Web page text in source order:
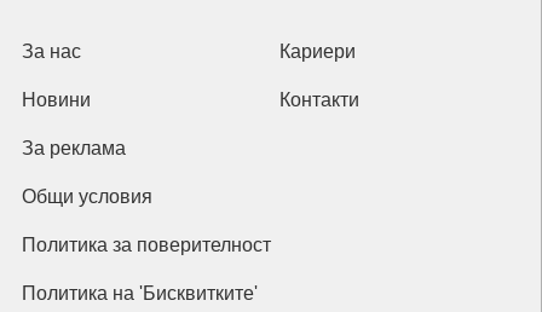
За нас Кариери
Новини Контакти
За реклама
Общи условия
Политика за поверителност
Политика на 'Бисквитките'